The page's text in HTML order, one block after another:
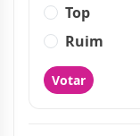
Top
Ruim
Votar